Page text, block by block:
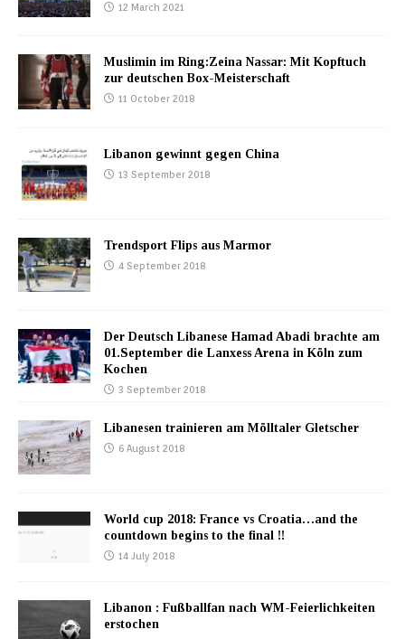
12 March 2021
Muslimin im Ring:Zeina Nassar: Mit Kopftuch
zur deutschen Box-Meisterschaft
11 October 2018
Libanon gewinnt gegen China
13 September 2018
Trendsport Flips aus Marmor
4 September 2018
Der Deutsch Libanese Hamad Abadi brachte am
01.September die Lanxess Arena in Köln zum
Kochen
3 September 2018
Libanesen trainieren am Mölltaler Gletscher
6 August 2018
World cup 2018: France vs Croatia…and the
countdown begins to the final !!
14 July 2018
Libanon : Fußballfan nach WM-Feierlichkeiten
erstochen